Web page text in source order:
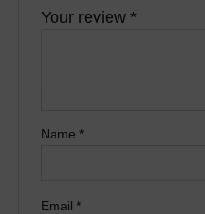
Your review*
Name*
Email*